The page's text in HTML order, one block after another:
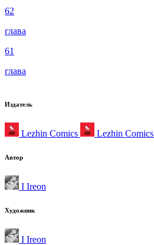
62
глава
61
глава
Издатель
Lezhin Comics Lezhin Comics
Автор
I Ireon
Художник
I Ireon